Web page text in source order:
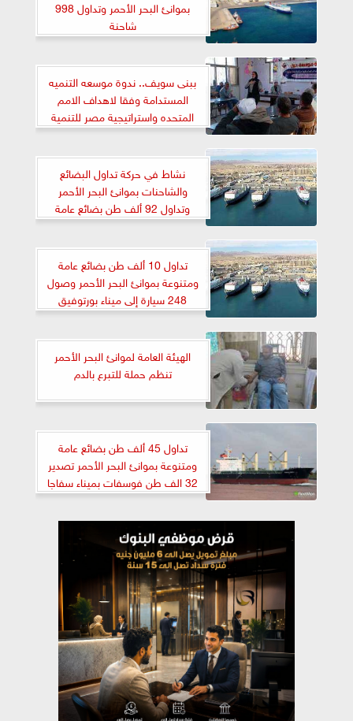
بموانئ البحر الأحمر وتداول 998
شاحنة
ببنى سويف.. ندوة موسعه التنميه
المستدامة وفقا لاهداف الامم
المتحده واستراتيجية مصر للتنمية
المستدامة (رؤية مصر2030)
نشاط في حركة تداول البضائع
والشاحنات بموانئ البحر الأحمر
وتداول 92 ألف طن بضائع عامة
ومتنوعة
تداول 10 ألف طن بضائع عامة
ومتنوعة بموانئ البحر الأحمر وصول
248 سيارة إلى ميناء بورتوفيق
الهيئة العامة لموانئ البحر الأحمر
تنظم حملة للتبرع بالدم
تداول 45 ألف طن بضائع عامة
ومتنوعة بموانئ البحر الأحمر تصدير
32 الف طن فوسفات بميناء سفاجا